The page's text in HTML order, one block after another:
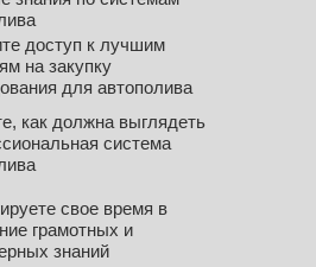
доступ к лучшим
на закупку
для автополива
как должна выглядеть
система
свое время в
грамотных и
знаний
на
оборудовании
полива и